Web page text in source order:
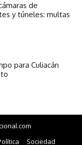
de
y túneles: multas
para Culiacán
Sociedad